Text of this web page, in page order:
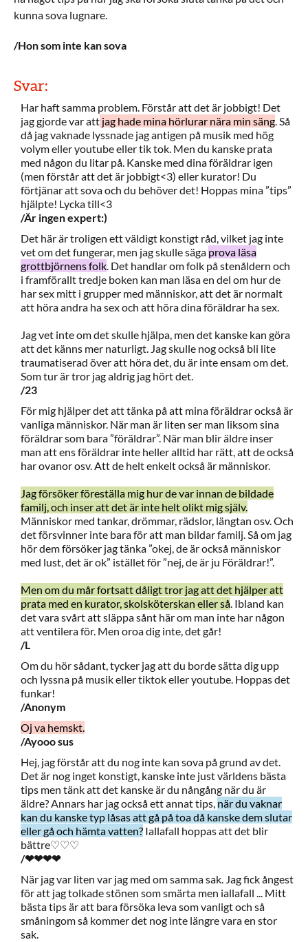
kunna sova lugnare.
/Hon som inte kan sova
Svar:
Har haft samma problem. Förstår att det är jobbigt! Det
jag gjorde var att jag hade mina hörlurar nära min säng. Så
då jag vaknade lyssnade jag antigen på musik med hög
volym eller youtube eller tik tok. Men du kanske prata
med någon du litar på. Kanske med dina föräldrar igen
(men förstår att det är jobbigt<3) eller kurator! Du
förtjänar att sova och du behöver det! Hoppas mina ”tips”
hjälpte! Lycka till<3
/Är ingen expert:)
Det här är troligen ett väldigt konstigt råd, vilket jag inte
vet om det fungerar, men jag skulle säga prova läsa
grottbjörnens folk. Det handlar om folk på stenåldern och
i framförallt tredje boken kan man läsa en del om hur de
har sex mitt i grupper med människor, att det är normalt
att höra andra ha sex och att höra dina föräldrar ha sex.
Jag vet inte om det skulle hjälpa, men det kanske kan göra
att det känns mer naturligt. Jag skulle nog också bli lite
traumatiserad över att höra det, du är inte ensam om det.
Som tur är tror jag aldrig jag hört det.
/23
För mig hjälper det att tänka på att mina föräldrar också är
vanliga människor. När man är liten ser man liksom sina
föräldrar som bara ”föräldrar”. När man blir äldre inser
man att ens föräldrar inte heller alltid har rätt, att de också
har ovanor osv. Att de helt enkelt också är människor.
Jag försöker föreställa mig hur de var innan de bildade
familj, och inser att det är inte helt olikt mig själv.
Människor med tankar, drömmar, rädslor, längtan osv. Och
det försvinner inte bara för att man bildar familj. Så om jag
hör dem försöker jag tänka ”okej, de är också människor
med lust, det är ok” istället för ”nej, de är ju Föräldrar!”.
Men om du mår fortsatt dåligt tror jag att det hjälper att
prata med en kurator, skolsköterskan eller så. Ibland kan
det vara svårt att släppa sånt här om man inte har någon
att ventilera för. Men oroa dig inte, det går!
/L
Om du hör sådant, tycker jag att du borde sätta dig upp
och lyssna på musik eller tiktok eller youtube. Hoppas det
funkar!
/Anonym
Oj va hemskt.
/Ayooo sus
Hej, jag förstår att du nog inte kan sova på grund av det.
Det är nog inget konstigt, kanske inte just världens bästa
tips men tänk att det kanske är du nångång när du är
äldre? Annars har jag också ett annat tips, när du vaknar
kan du kanske typ låsas att gå på toa då kanske dem slutar
eller gå och hämta vatten? Iallafall hoppas att det blir
bättre♡♡♡
/❤❤❤❤
När jag var liten var jag med om samma sak. Jag fick ångest
för att jag tolkade stönen som smärta men iallafall ... Mitt
bästa tips är att bara försöka leva som vanligt och så
småningom så kommer det nog inte längre vara en stor
sak.